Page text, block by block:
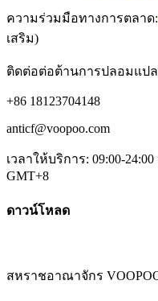
ความร่วมมือทางการตลาด:
เสริม)
ติดต่อต่อต้านการปลอมแปล
+86 18123704148
anticf@voopoo.com
เวลาให้บริการ: 09:00-
GMT+8
ดาวน์โหลด
สหราชอาณาจักร